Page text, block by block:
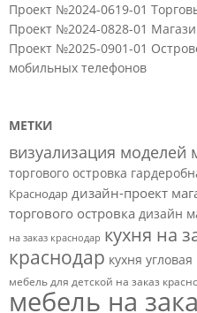
Проект №2024-0619-01
Проект №2024-0828-01
Проект №2025-0901-01
мобильных телефонов
МЕТКИ
визуализация моделей
торгового островка
Краснодар дизайн-проект
торгового островка дизайн
на заказ краснодар кухня на
краснодар кухня угловая
мебель для детской на заказ
мебель на